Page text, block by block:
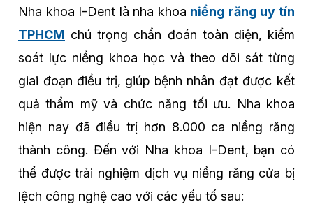
Nha khoa I-Dent là nha khoa niềng răng uy tín
TPHCM chú trọng chẩn đoán toàn diện, kiểm
soát lực niềng khoa học và theo dõi sát từng
giai đoạn điều trị, giúp bệnh nhân đạt được kết
quả thẩm mỹ và chức năng tối ưu. Nha khoa
hiện nay đã điều trị hơn 8.000 ca niềng răng
thành công. Đến với Nha khoa I-Dent, bạn có
thể được trải nghiệm dịch vụ niềng răng cửa bị
lệch công nghệ cao với các yếu tố sau: